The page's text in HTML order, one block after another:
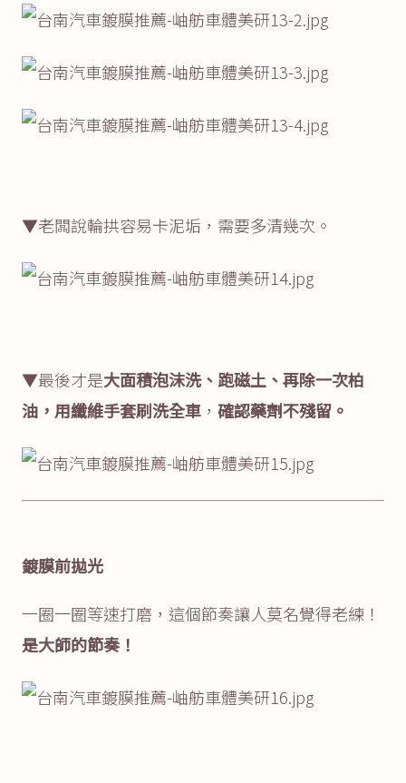
▼老闆說輪拱容易卡泥垢，需要多清幾次。
▼最後才是大面積泡沫洗、跑磁土、再除一次柏
油，用纖維手套刷洗全車 ， 確認藥劑不殘留。
鍍膜前拋光
一圈一圈等速打磨，這個節奏讓人莫名覺得老練！
是大師的節奏！